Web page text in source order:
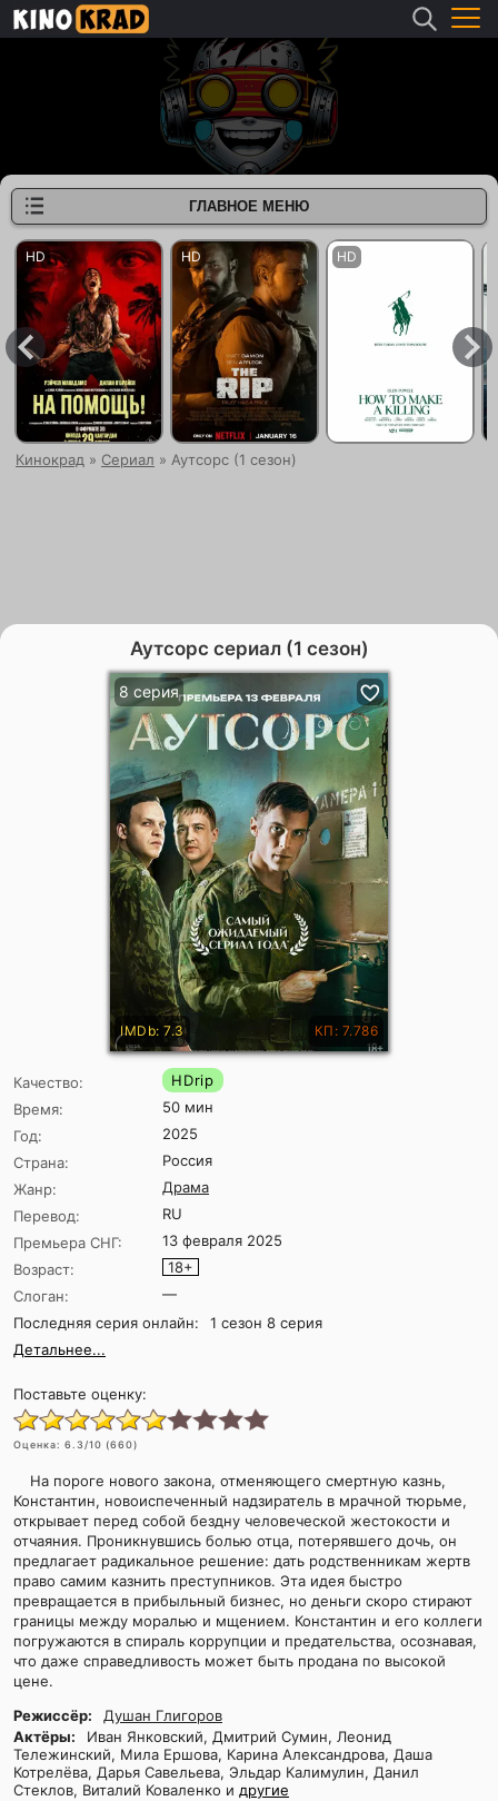
Кинокрад » Сериал » Аутсорс (1 сезон)
Аутсорс сериал (1 сезон)
IMDb: 7.3 КП: 7.786
8 серия
Качество:
HDrip
Время:
50 мин
Год:
2025
Страна:
Россия
Жанр:
Драма
Перевод:
RU
Премьера СНГ:
13 февраля 2025
Возраст:
18+
Слоган:
—
Последняя серия онлайн:
1 сезон 8 серия
Детальнее...
Поставьте оценку:
Оценка: 6.3/10 (660)
На пороге нового закона, отменяющего смертную казнь,
Константин, новоиспеченный надзиратель в мрачной тюрьме,
открывает перед собой бездну человеческой жестокости и
отчаяния. Проникнувшись болью отца, потерявшего дочь, он
предлагает радикальное решение: дать родственникам жертв
право самим казнить преступников. Эта идея быстро
превращается в прибыльный бизнес, но деньги скоро стирают
границы между моралью и мщением. Константин и его коллеги
погружаются в спираль коррупции и предательства, осознавая,
что даже справедливость может быть продана по высокой
цене.
Режиссёр:
Душан Глигоров
Актёры:
Иван Янковский, Дмитрий Сумин, Леонид
Тележинский, Мила Ершова, Карина Александрова, Даша
Котрелёва, Дарья Савельева, Эльдар Калимулин, Данил
Стеклов, Виталий Коваленко и другие
ГЛАВНОЕ МЕНЮ